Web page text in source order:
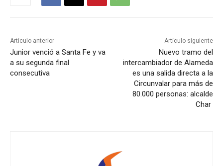
Artículo anterior
Junior venció a Santa Fe y va
a su segunda final
consecutiva
Artículo siguiente
Nuevo tramo del
intercambiador de Alameda
es una salida directa a la
Circunvalar para más de
80.000 personas: alcalde
Char